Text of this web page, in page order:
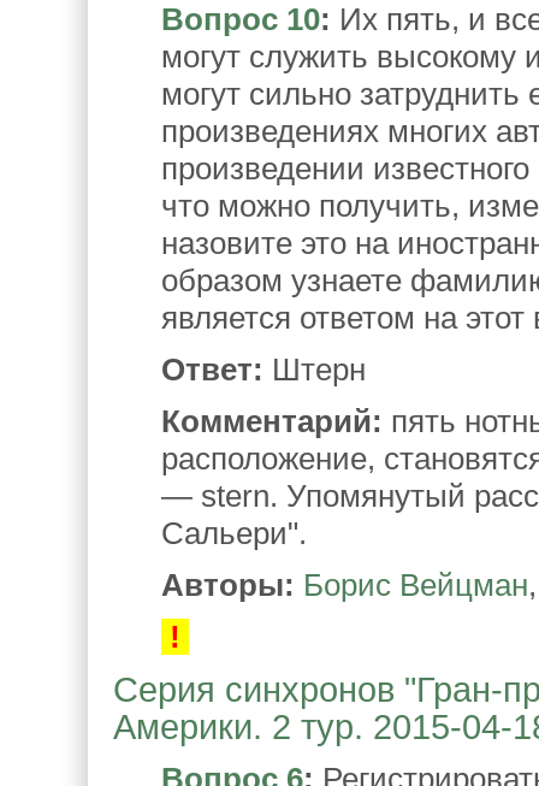
Вопрос 10: Их пять, и
могут служить высокому
могут сильно
произведениях многих
произведении
что можно получить,
назовите это на
образом узнаете
является ответом на этот
Ответ: Штерн
Комментарий: пять
расположение,
— stern. Упомянутый
Сальери".
Авторы: Борис Вейцман
!
Серия синхронов "Гран-
Америки. 2 тур. 2015-04-